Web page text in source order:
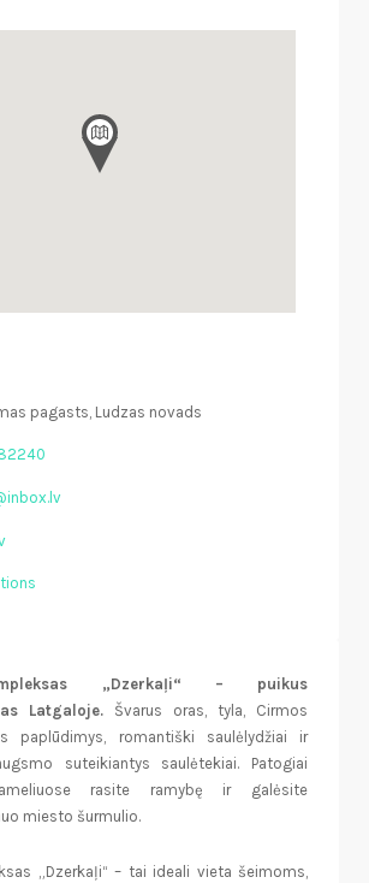
pagasts, Ludzas novads
„Dzerkaļi“ – puikus
Latgaloje. Švarus oras, tyla, Cirmos
paplūdimys, romantiški saulėlydžiai ir
suteikiantys saulėtekiai. Patogiai
rasite ramybę ir galėsite
miesto šurmulio.
„Dzerkaļi“ – tai ideali vieta šeimoms,